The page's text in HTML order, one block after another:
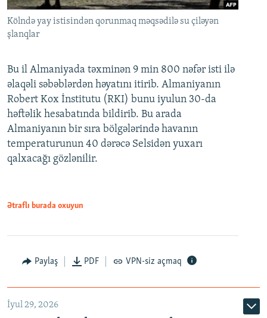
Kölndə yay istisindən qorunmaq məqsədilə su çiləyən
şlanqlar
Bu il Almaniyada təxminən 9 min 800 nəfər isti ilə
əlaqəli səbəblərdən həyatını itirib. Almaniyanın
Robert Kox İnstitutu (RKI) bunu iyulun 30-da
həftəlik hesabatında bildirib. Bu arada
Almaniyanın bir sıra bölgələrində havanın
temperaturunun 40 dərəcə Selsidən yuxarı
qalxacağı gözlənilir.
Ətraflı burada oxuyun
Paylaş PDF VPN-siz açmaq
İyul 29, 2026